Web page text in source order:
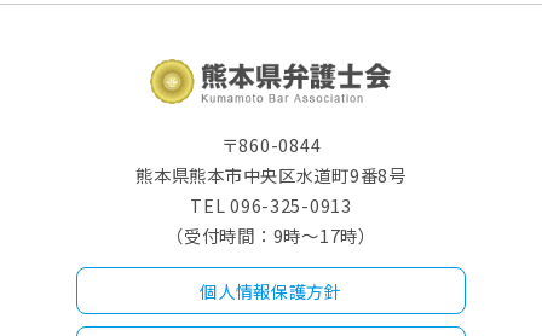
〒860-0844
熊本県熊本市中央区水道町9番8号
TEL 096-325-0913
（受付時間：9時～17時）
個人情報保護方針